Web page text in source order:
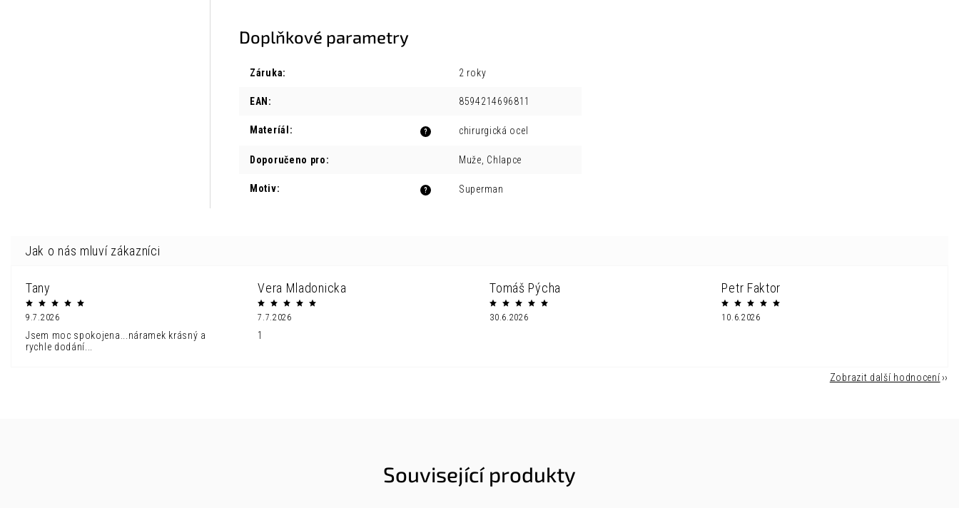
Doplňkové parametry
Záruka: 2 roky
EAN: 8594214696811
?
Materíál: chirurgická ocel
Doporučeno pro: Muže, Chlapce
?
Motiv: Superman
Tany
9.7.2026
Jsem moc spokojena...náramek krásný a
rychle dodání...
Vera Mladonicka
7.7.2026
1
Tomáš Pýcha
30.6.2026
Petr Faktor
10.6.2026
Zobrazit další hodnocení
Související produkty